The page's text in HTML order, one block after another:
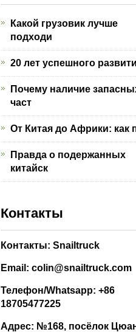
Какой грузовик лучше
подходи
20 лет успешного
Почему наличие
част
От Китая до Африки: как
Правда о подержанных
китайск
Контакты
Контакты: Snailtruck
Email: colin@snailtruck.com
Телефон/Whatsapp: +86
18705477225
Адрес: №168, посёлок